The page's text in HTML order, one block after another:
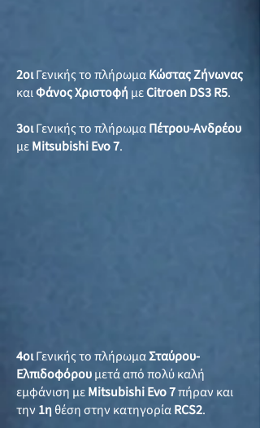
2οιΓενικής το πλήρωμαΚώστας Ζήνωνας
καιΦάνος Χριστοφή μεCitroen DS3 R5.
3οιΓενικής το πλήρωμαΠέτρου-Ανδρέου
μεMitsubishi Evo 7.
4οιΓενικής το πλήρωμαΣταύρου-
Ελπιδοφόρουμετά από πολύ καλή
εμφάνιση μεMitsubishi Evo 7πήραν και
την1η θέση στην κατηγορίαRCS2.